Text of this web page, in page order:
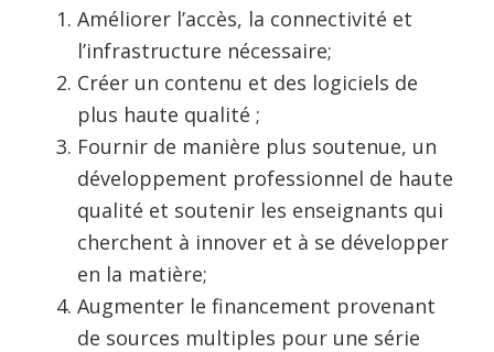
Améliorer l’accès, la connectivité et
l’infrastructure nécessaire;
Créer un contenu et des logiciels de
plus haute qualité ;
Fournir de manière plus soutenue, un
développement professionnel de haute
qualité et soutenir les enseignants qui
cherchent à innover et à se développer
en la matière;
Augmenter le financement provenant
de sources multiples pour une série